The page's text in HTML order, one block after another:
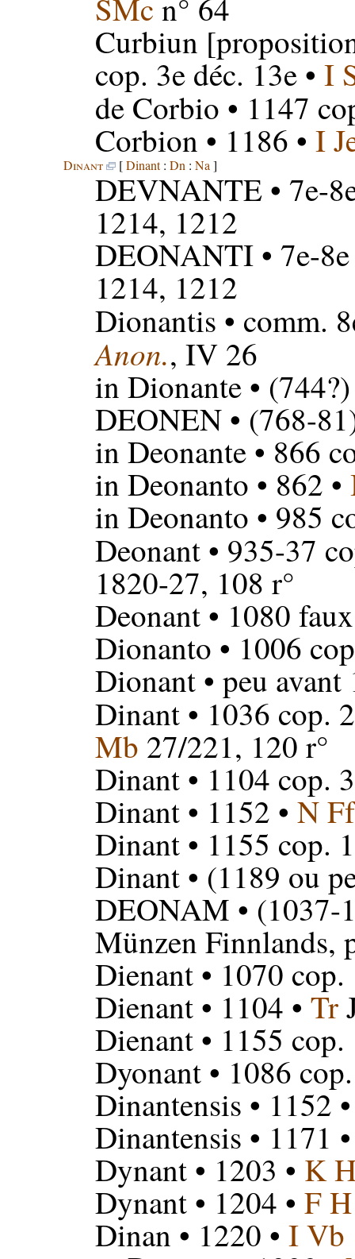
SMc n° 64
Curbiun
cop. 3e déc. 13e • I
de Corbio • 1147
Corbion • 1186 • I
Dinant [Dinant: Dn : Na ]
DEVNANTE• 7e-
1214, 1212
DEONANTI• 7e-
1214, 1212
Dionantis • comm.
Anon., IV 26
in Dionante•
DEONEN• (768-
in Deonante• 866
in Deonanto • 862 •
in Deonanto • 985
Deonant• 935-37
1820-27, 108 r°
Deonant• 1080
Dionanto • 1006
Dionant• peu avant
Dinant• 1036 cop.
Mb 27/221, 120 r°
Dinant• 1104 cop.
Dinant• 1152 • N Ff
Dinant• 1155 cop.
Dinant• (1189 ou
DEONAM • (1037-
Münzen Finnlands,
Dienant• 1070 cop.
Dienant• 1104 • Tr
Dienant• 1155 cop.
Dyonant• 1086
Dinantensis • 1152
Dinantensis • 1171
Dynant• 1203 • K
Dynant• 1204 • F H
Dinan • 1220 • I Vb